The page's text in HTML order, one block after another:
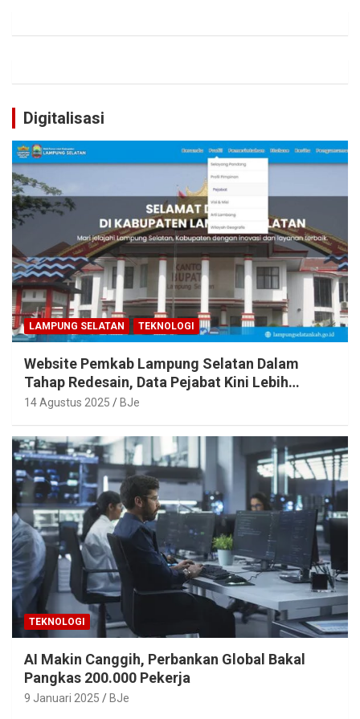
Digitalisasi
LAMPUNG SELATAN TEKNOLOGI
Website Pemkab Lampung Selatan Dalam
Tahap Redesain, Data Pejabat Kini Lebih
Mudah Diakses
14 Agustus 2025 BJe
TEKNOLOGI
AI Makin Canggih, Perbankan Global Bakal
Pangkas 200.000 Pekerja
9 Januari 2025 BJe